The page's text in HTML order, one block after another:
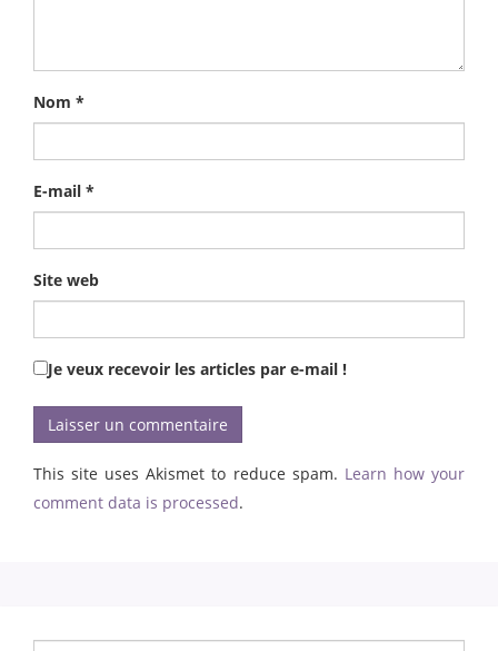
Nom *
E-mail *
Site web
Je veux recevoir les articles par e-mail !
This site uses Akismet to reduce spam. Learn how your
comment data is processed.